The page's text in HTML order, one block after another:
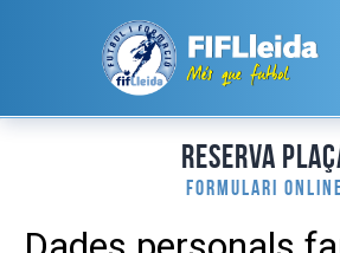
Club
Reserva
Formulari Online